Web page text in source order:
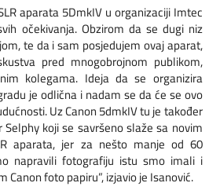
aparata 5DmkIV u organizaciji Imtec
očekivanja. Obzirom da se dugi niz
te da i sam posjedujem ovaj aparat,
pred mnogobrojnom publikom,
kolegama. Ideja da se organizira
je odlična i nadam se da će se ovo
Uz Canon 5dmkIV tu je također
koji se savršeno slaže sa novim
aparata, jer za nešto manje od 60
napravili fotografiju istu smo imali i
Canon foto papiru”, izjavio je Isanović.